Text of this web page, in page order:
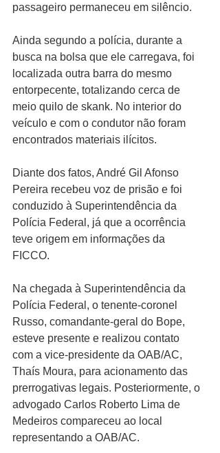
passageiro permaneceu em silêncio.
Ainda segundo a polícia, durante a
busca na bolsa que ele carregava, foi
localizada outra barra do mesmo
entorpecente, totalizando cerca de
meio quilo de skank. No interior do
veículo e com o condutor não foram
encontrados materiais ilícitos.
Diante dos fatos, André Gil Afonso
Pereira recebeu voz de prisão e foi
conduzido à Superintendência da
Polícia Federal, já que a ocorrência
teve origem em informações da
FICCO.
Na chegada à Superintendência da
Polícia Federal, o tenente-coronel
Russo, comandante-geral do Bope,
esteve presente e realizou contato
com a vice-presidente da OAB/AC,
Thaís Moura, para acionamento das
prerrogativas legais. Posteriormente, o
advogado Carlos Roberto Lima de
Medeiros compareceu ao local
representando a OAB/AC.